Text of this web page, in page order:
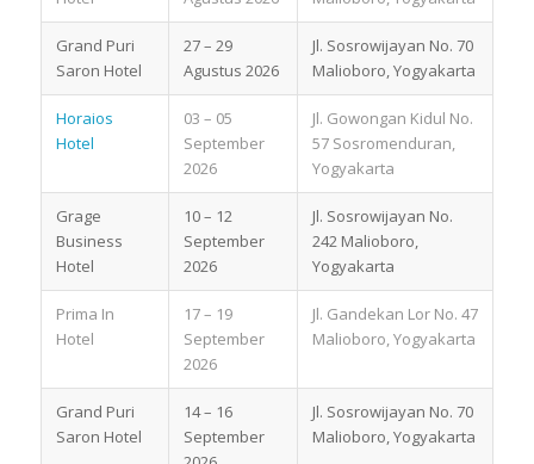
Grand Puri
Saron Hotel
27 – 29
Agustus 2026
Jl. Sosrowijayan No. 70
Malioboro, Yogyakarta
Horaios
Hotel
03 – 05
September
2026
Jl. Gowongan Kidul No.
57 Sosromenduran,
Yogyakarta
Grage
Business
Hotel
10 – 12
September
2026
Jl. Sosrowijayan No.
242 Malioboro,
Yogyakarta
Prima In
Hotel
17 – 19
September
2026
Jl. Gandekan Lor No. 47
Malioboro, Yogyakarta
Grand Puri
Saron Hotel
14 – 16
September
Jl. Sosrowijayan No. 70
Malioboro, Yogyakarta